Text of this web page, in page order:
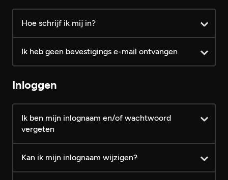
Profielen bekijken
FotoZapper gebruiken
Verzonden berichten altijd
leesbaar
Persoonlijke berichten sturen
Hoe schrijf ik mij in?
Ik heb geen bevestigings e-mail ontvangen
Inloggen
Ik ben mijn inlognaam en/of wachtwoord
vergeten
Kan ik mijn inlognaam wijzigen?